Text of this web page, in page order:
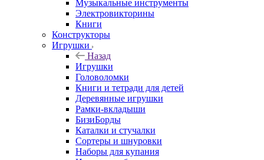
Музыкальные инструменты
Электровикторины
Книги
Конструкторы
Игрушки
Назад
Игрушки
Головоломки
Книги и тетради для детей
Деревянные игрушки
Рамки-вкладыши
БизиБорды
Каталки и стучалки
Сортеры и шнуровки
Наборы для купания